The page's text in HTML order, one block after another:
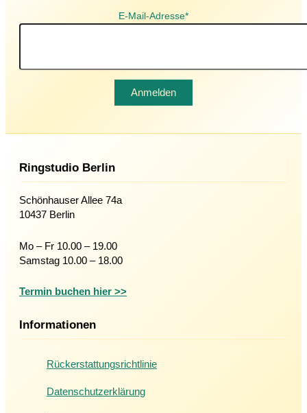
E-Mail-Adresse*
Ringstudio Berlin
Schönhauser Allee 74a
10437 Berlin
Mo – Fr 10.00 – 19.00
Samstag 10.00 – 18.00
Termin buchen hier >>
Informationen
Rückerstattungsrichtlinie
Datenschutzerklärung